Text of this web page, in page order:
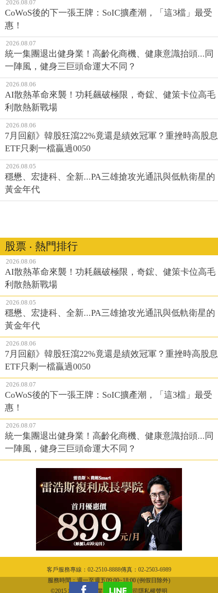
2026.08.07
CoWoS後的下一張王牌：SoIC擴產潮，「這3檔」最受
惠！
2026.08.07
統一集團退出健身業！高齡化商機、健康意識抬頭...同
一陣風，健身三巨頭命運大不同？
2026.08.06
AI散熱革命來襲！功耗飆破極限，奇鋐、健策卡位高毛
利散熱新戰場
2026.08.06
7月回顧》韓股狂瀉22%竟還是績效冠軍？重挫時高股息
ETF只剩一檔贏過0050
2026.08.05
穩懋、宏捷科、全新...PA三雄搶攻光通訊與低軌衛星的
黃金年代
股票 ‧ 熱門排行
2026.08.06
AI散熱革命來襲！功耗飆破極限，奇鋐、健策卡位高毛
利散熱新戰場
2026.08.05
穩懋、宏捷科、全新...PA三雄搶攻光通訊與低軌衛星的
黃金年代
2026.08.06
7月回顧》韓股狂瀉22%竟還是績效冠軍？重挫時高股息
ETF只剩一檔贏過0050
2026.08.07
CoWoS後的下一張王牌：SoIC擴產潮，「這3檔」最受
惠！
2026.08.07
統一集團退出健身業！高齡化商機、健康意識抬頭...同
一陣風，健身三巨頭命運大不同？
客戶服務專線：02-2510-8888傳真：02-2503-6989
服務時間：週一至週五09:00~18:00 (例假日除外)
©2015 城邦文化事業股份有限公司隱私權聲明